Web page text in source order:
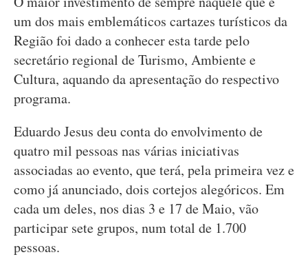
um dos mais emblemáticos cartazes turísticos da
Região foi dado a conhecer esta tarde pelo
secretário regional de Turismo, Ambiente e
Cultura, aquando da apresentação do respectivo
programa.
Eduardo Jesus deu conta do envolvimento de
quatro mil pessoas nas várias iniciativas
associadas ao evento, que terá, pela primeira vez e
como já anunciado, dois cortejos alegóricos. Em
cada um deles, nos dias 3 e 17 de Maio, vão
participar sete grupos, num total de 1.700
pessoas.